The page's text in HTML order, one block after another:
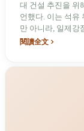
대 건설 추진을 위
언했다. 이는 석유
만 아니라, 일제강
체성으로 전환한
閱讀全文